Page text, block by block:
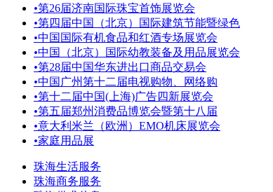
•第26届济南国际珠宝首饰展览会
•第四届中国（北京）国际建筑节能暨绿色
•中国国际有机食品和红酒专场展览会
•中国（北京）国际幼教装备及用品展览会
•第28届中国华东进出口商品交易会
•中国广州第十二届电视购物、网络购
•第十二届中国(上海)广告四新展览会
•第五届郑州消费品博览会暨第十八届
•意大利米兰（欧洲）EMO机床展览会
•家庭用品展
珠海生活服务
珠海商务服务